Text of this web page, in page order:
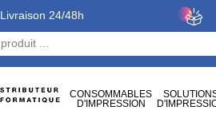
Livraison 24/48h
CONSOMMABLES
D'IMPRESSION